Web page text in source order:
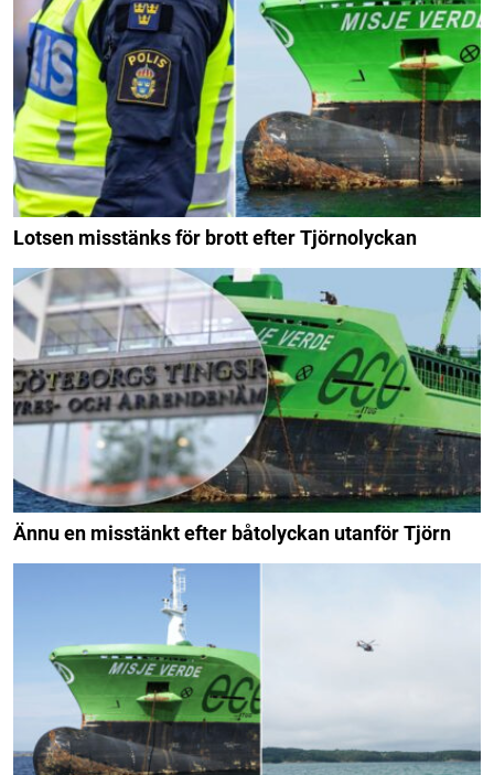
Lotsen misstänks för brott efter Tjörnolyckan
Ännu en misstänkt efter båtolyckan utanför Tjörn